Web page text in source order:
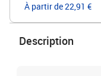
À partir de 22,91 €
Description